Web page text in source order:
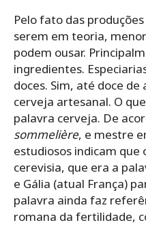
Pelo fato das
serem em teoria,
podem ousar.
ingredientes.
doces. Sim, até doce
cerveja artesanal. O
palavra cerveja. De
sommelière, e mestre
estudiosos indicam
cerevisia, que era a
e Gália (atual França)
palavra ainda faz
romana da fertilidade,